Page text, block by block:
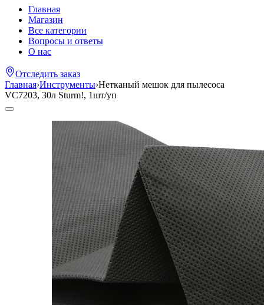
Главная
Магазин
Все категории
Вопросы и ответы
О нас
Отследить заказ
Главная›Инструменты›Нетканый мешок для пылесоса
VC7203, 30л Sturm!, 1шт/уп